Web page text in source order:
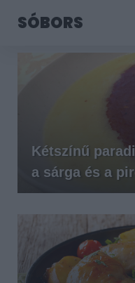
SÓBORS
Kétszínű
a sárga és a